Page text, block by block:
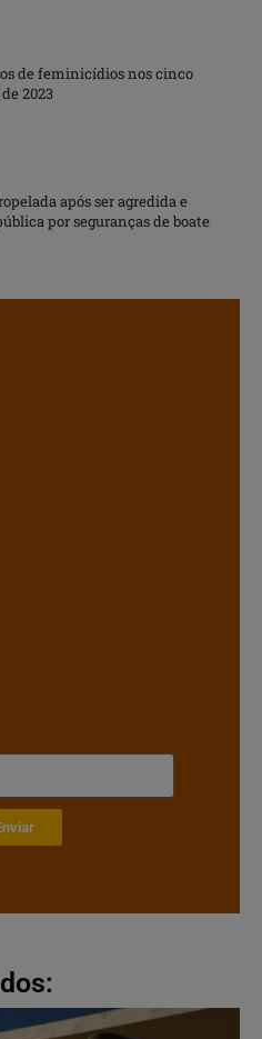
de feminicídios nos cinco
2023
após ser agredida e
por seguranças de boate